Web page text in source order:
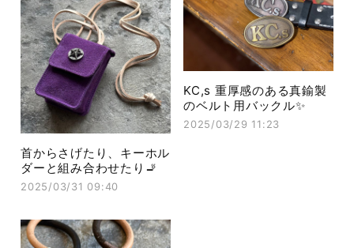
首からさげたり、キーホル
ダーと組み合わせたり🚬
2025/03/31 09:40
KC,s 重厚感のある真鍮製
のベルト用バックル✨
2025/03/29 11:23